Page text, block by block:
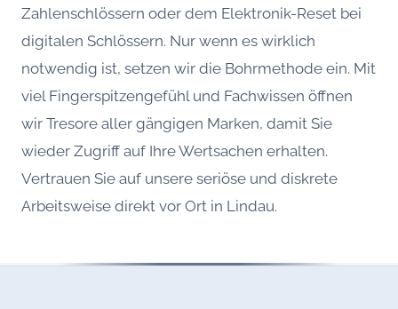
Zahlenschlössern oder dem Elektronik-Reset bei
digitalen Schlössern. Nur wenn es wirklich
notwendig ist, setzen wir die Bohrmethode ein. Mit
viel Fingerspitzengefühl und Fachwissen öffnen
wir Tresore aller gängigen Marken, damit Sie
wieder Zugriff auf Ihre Wertsachen erhalten.
Vertrauen Sie auf unsere seriöse und diskrete
Arbeitsweise direkt vor Ort in Lindau.